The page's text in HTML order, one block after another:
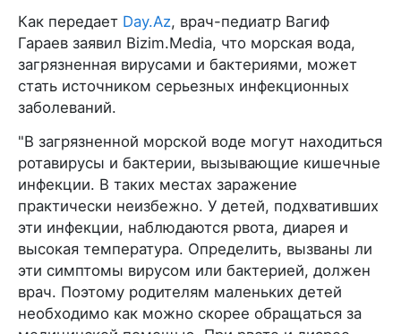
Как передает Day.Az, врач-педиатр Вагиф
Гараев заявил Bizim.Media, что морская вода,
загрязненная вирусами и бактериями, может
стать источником серьезных инфекционных
заболеваний.
"В загрязненной морской воде могут находиться
ротавирусы и бактерии, вызывающие кишечные
инфекции. В таких местах заражение
практически неизбежно. У детей, подхвативших
эти инфекции, наблюдаются рвота, диарея и
высокая температура. Определить, вызваны ли
эти симптомы вирусом или бактерией, должен
врач. Поэтому родителям маленьких детей
необходимо как можно скорее обращаться за